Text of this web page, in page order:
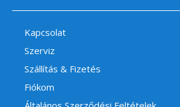
Kapcsolat
Szerviz
Szállítás & Fizetés
Fiókom